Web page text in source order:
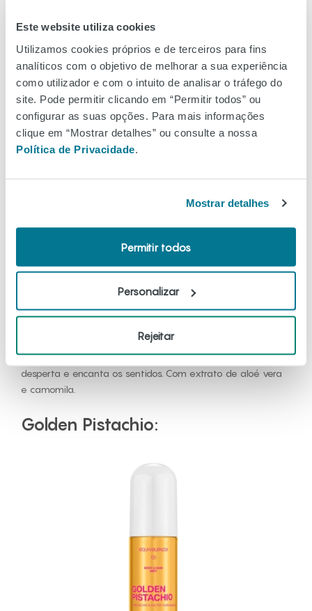
Este website utiliza cookies
Utilizamos cookies próprios e de terceiros para fins
analíticos com o objetivo de melhorar a sua experiência
como utilizador e com o intuito de analisar o tráfego do
site. Pode permitir clicando em “Permitir todos” ou
configurar as suas opções. Para mais informações
clique em “Mostrar detalhes” ou consulte a nossa
Política de Privacidade
Mostrar detalhes
Permitir todos
Personalizar
Rejeitar
tentador e envolvente. A doçura suculenta da cereja
funde-se suavemente com a sensualidade do âmbar e o
calor viciante da baunilha, criando um rasto sedutor e
camomila, oferece uma sensação suave e reconfortante
na pele e no cabelo. Uma fragrância irresistível que
desperta e encanta os sentidos. Com extrato de aloé vera
e camomila.
Golden Pistachio: